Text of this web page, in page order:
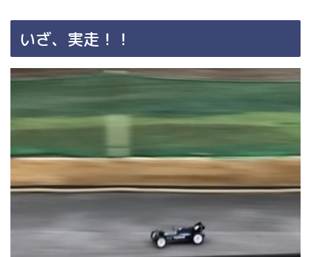
いざ、実走！！